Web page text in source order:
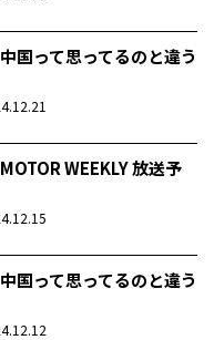
国って思ってるのと違う
WEEKLY 放送予
国って思ってるのと違う